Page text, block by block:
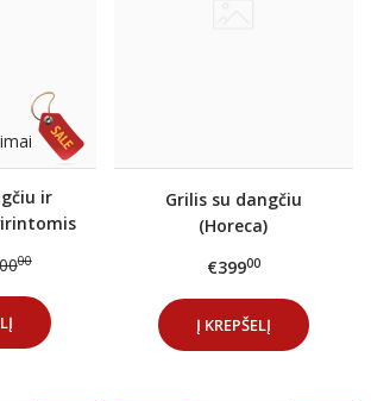
ir
00
Grilis su dangčiu
(Horeca)
€39900
Į KREPŠELĮ